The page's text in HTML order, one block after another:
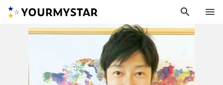
search menu